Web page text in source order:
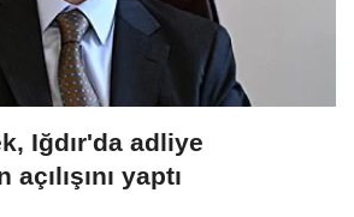
Iğdır'da adliye
açılışını yaptı